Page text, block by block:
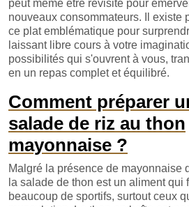
peut même être revisité pour
nouveaux consommateurs. Il existe
ce plat emblématique pour
laissant libre cours à votre
possibilités qui s'ouvrent à vous,
en un repas complet et équilibré.
Comment préparer
salade de riz au thon
mayonnaise ?
Malgré la présence de mayonnaise
la salade de thon est un aliment qui
beaucoup de sportifs, surtout ceux